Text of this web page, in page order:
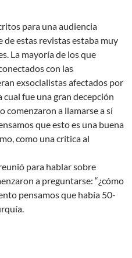
para una audiencia
de estas revistas estaba muy
La mayoría de los que
con las
exsocialistas afectados por
cual fue una gran decepción
comenzaron a llamarse a sí
que esto es una buena
como una crítica al
para hablar sobre
a preguntarse: “¿cómo
pensamos que había 50-